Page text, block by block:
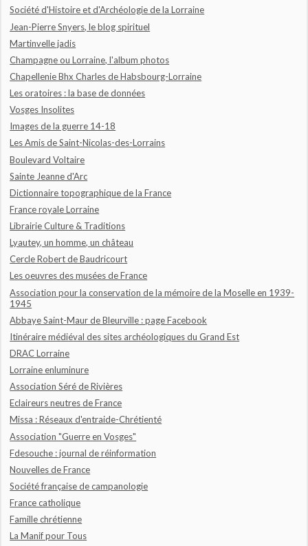
Société d'Histoire et d'Archéologie de la Lorraine
Jean-Pierre Snyers, le blog spirituel
Martinvelle jadis
Champagne ou Lorraine, l'album photos
Chapellenie Bhx Charles de Habsbourg-Lorraine
Les oratoires : la base de données
Vosges Insolites
Images de la guerre 14-18
Les Amis de Saint-Nicolas-des-Lorrains
Boulevard Voltaire
Sainte Jeanne d'Arc
Dictionnaire topographique de la France
France royale Lorraine
Librairie Culture & Traditions
Lyautey, un homme, un château
Cercle Robert de Baudricourt
Les oeuvres des musées de France
Association pour la conservation de la mémoire de la Moselle en 1939-
1945
Abbaye Saint-Maur de Bleurville : page Facebook
Itinéraire médiéval des sites archéologiques du Grand Est
DRAC Lorraine
Lorraine enluminure
Association Séré de Rivières
Eclaireurs neutres de France
Missa : Réseaux d'entraide-Chrétienté
Association "Guerre en Vosges"
Fdesouche : journal de réinformation
Nouvelles de France
Société française de campanologie
France catholique
Famille chrétienne
La Manif pour Tous